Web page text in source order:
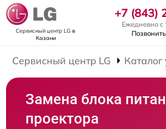
Сервисный центр LG в
Казани
+7 (843)
Ежедневно
Позвонить
Сервисный центр LG Каталог
Замена блока
проектора